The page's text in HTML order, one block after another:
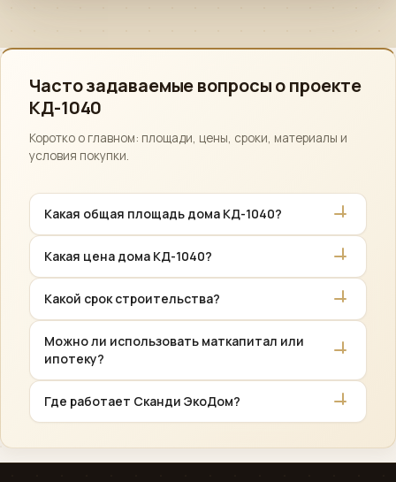
Часто задаваемые вопросы о проекте
КД-1040
Коротко о главном: площади, цены, сроки, материалы и
условия покупки.
Какая общая площадь дома КД-1040?
Какая цена дома КД-1040?
контур» от по запросу, «Предчистовая отделка»
до по запросу. Точную смету рассчитываем
индивидуально.
Какой срок строительства?
от комплектации и сезона.
Можно ли использовать маткапитал или
ипотеку?
(партнёрские банки), материнский капитал,
сельская ипотека.
Где работает Сканди ЭкоДом?
Санкт-Петербург. Возможен выезд в соседние
регионы по договорённости.